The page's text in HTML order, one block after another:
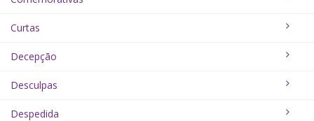
Curtas
Decepção
Desculpas
Despedida